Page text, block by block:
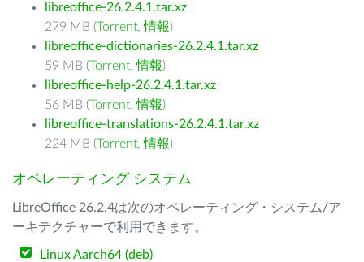
libreoffice-26.2.4.1.tar.xz
279 MB (Torrent,情報)
libreoffice-dictionaries-26.2.4.1.tar.xz
59 MB (Torrent,情報)
libreoffice-help-26.2.4.1.tar.xz
56 MB (Torrent,情報)
libreoffice-translations-26.2.4.1.tar.xz
224 MB (Torrent,情報)
オペレーティング システム
LibreOffice 26.2.4は次のオペレーティング・システム/ア
ーキテクチャーで利用できます。
Linux Aarch64 (deb)